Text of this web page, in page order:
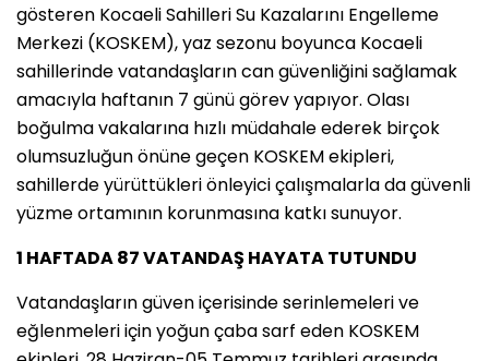
gösteren Kocaeli Sahilleri Su Kazalarını Engelleme
Merkezi (KOSKEM), yaz sezonu boyunca Kocaeli
sahillerinde vatandaşların can güvenliğini sağlamak
amacıyla haftanın 7 günü görev yapıyor. Olası
boğulma vakalarına hızlı müdahale ederek birçok
olumsuzluğun önüne geçen KOSKEM ekipleri,
sahillerde yürüttükleri önleyici çalışmalarla da güvenli
yüzme ortamının korunmasına katkı sunuyor.
1 HAFTADA 87 VATANDAŞ HAYATA TUTUNDU
Vatandaşların güven içerisinde serinlemeleri ve
eğlenmeleri için yoğun çaba sarf eden KOSKEM